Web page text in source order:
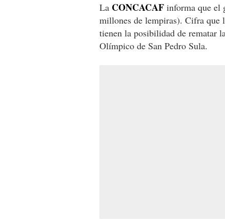
La CONCACAF informa que el
millones de lempiras). Cifra que
tienen la posibilidad de rematar
Olímpico de San Pedro Sula.